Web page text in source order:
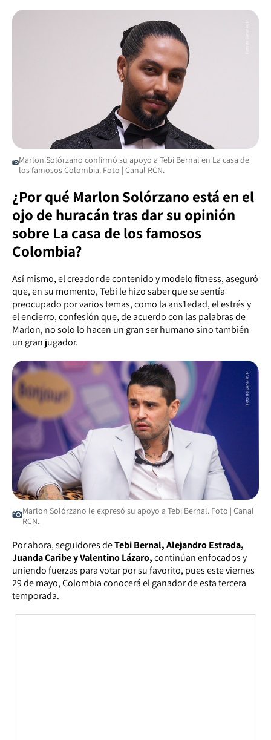
Marlon Solórzano confirmó su apoyo a Tebi Bernal en La casa de
los famosos Colombia. Foto | Canal RCN.
¿Por qué Marlon Solórzano está en el
ojo de huracán tras dar su opinión
sobre La casa de los famosos
Colombia?
Así mismo, el creador de contenido y modelo fitness, aseguró
que, en su momento, Tebi le hizo saber que se sentía
preocupado por varios temas, como la ans1edad, el estrés y
el encierro, confesión que, de acuerdo con las palabras de
Marlon, no solo lo hacen un gran ser humano sino también
un gran jugador.
Marlon Solórzano le expresó su apoyo a Tebi Bernal. Foto | Canal
RCN.
Por ahora, seguidores deTebi Bernal, Alejandro Estrada,
Juanda Caribe y Valentino Lázaro,continúan enfocados y
uniendo fuerzas para votar por su favorito, pues este viernes
29 de mayo, Colombia conocerá el ganador de esta tercera
temporada.